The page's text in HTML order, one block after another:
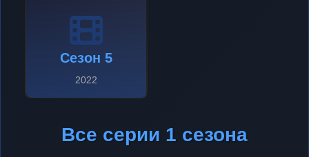
Сезон 5
2022
Все серии 1 сезона